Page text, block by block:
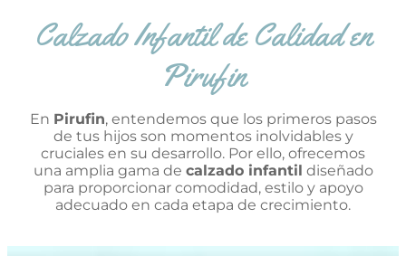
Calzado Infantil de Calidad en
Pirufin
En Pirufin, entendemos que los primeros pasos
de tus hijos son momentos inolvidables y
cruciales en su desarrollo. Por ello, ofrecemos
una amplia gama de calzado infantil diseñado
para proporcionar comodidad, estilo y apoyo
adecuado en cada etapa de crecimiento.